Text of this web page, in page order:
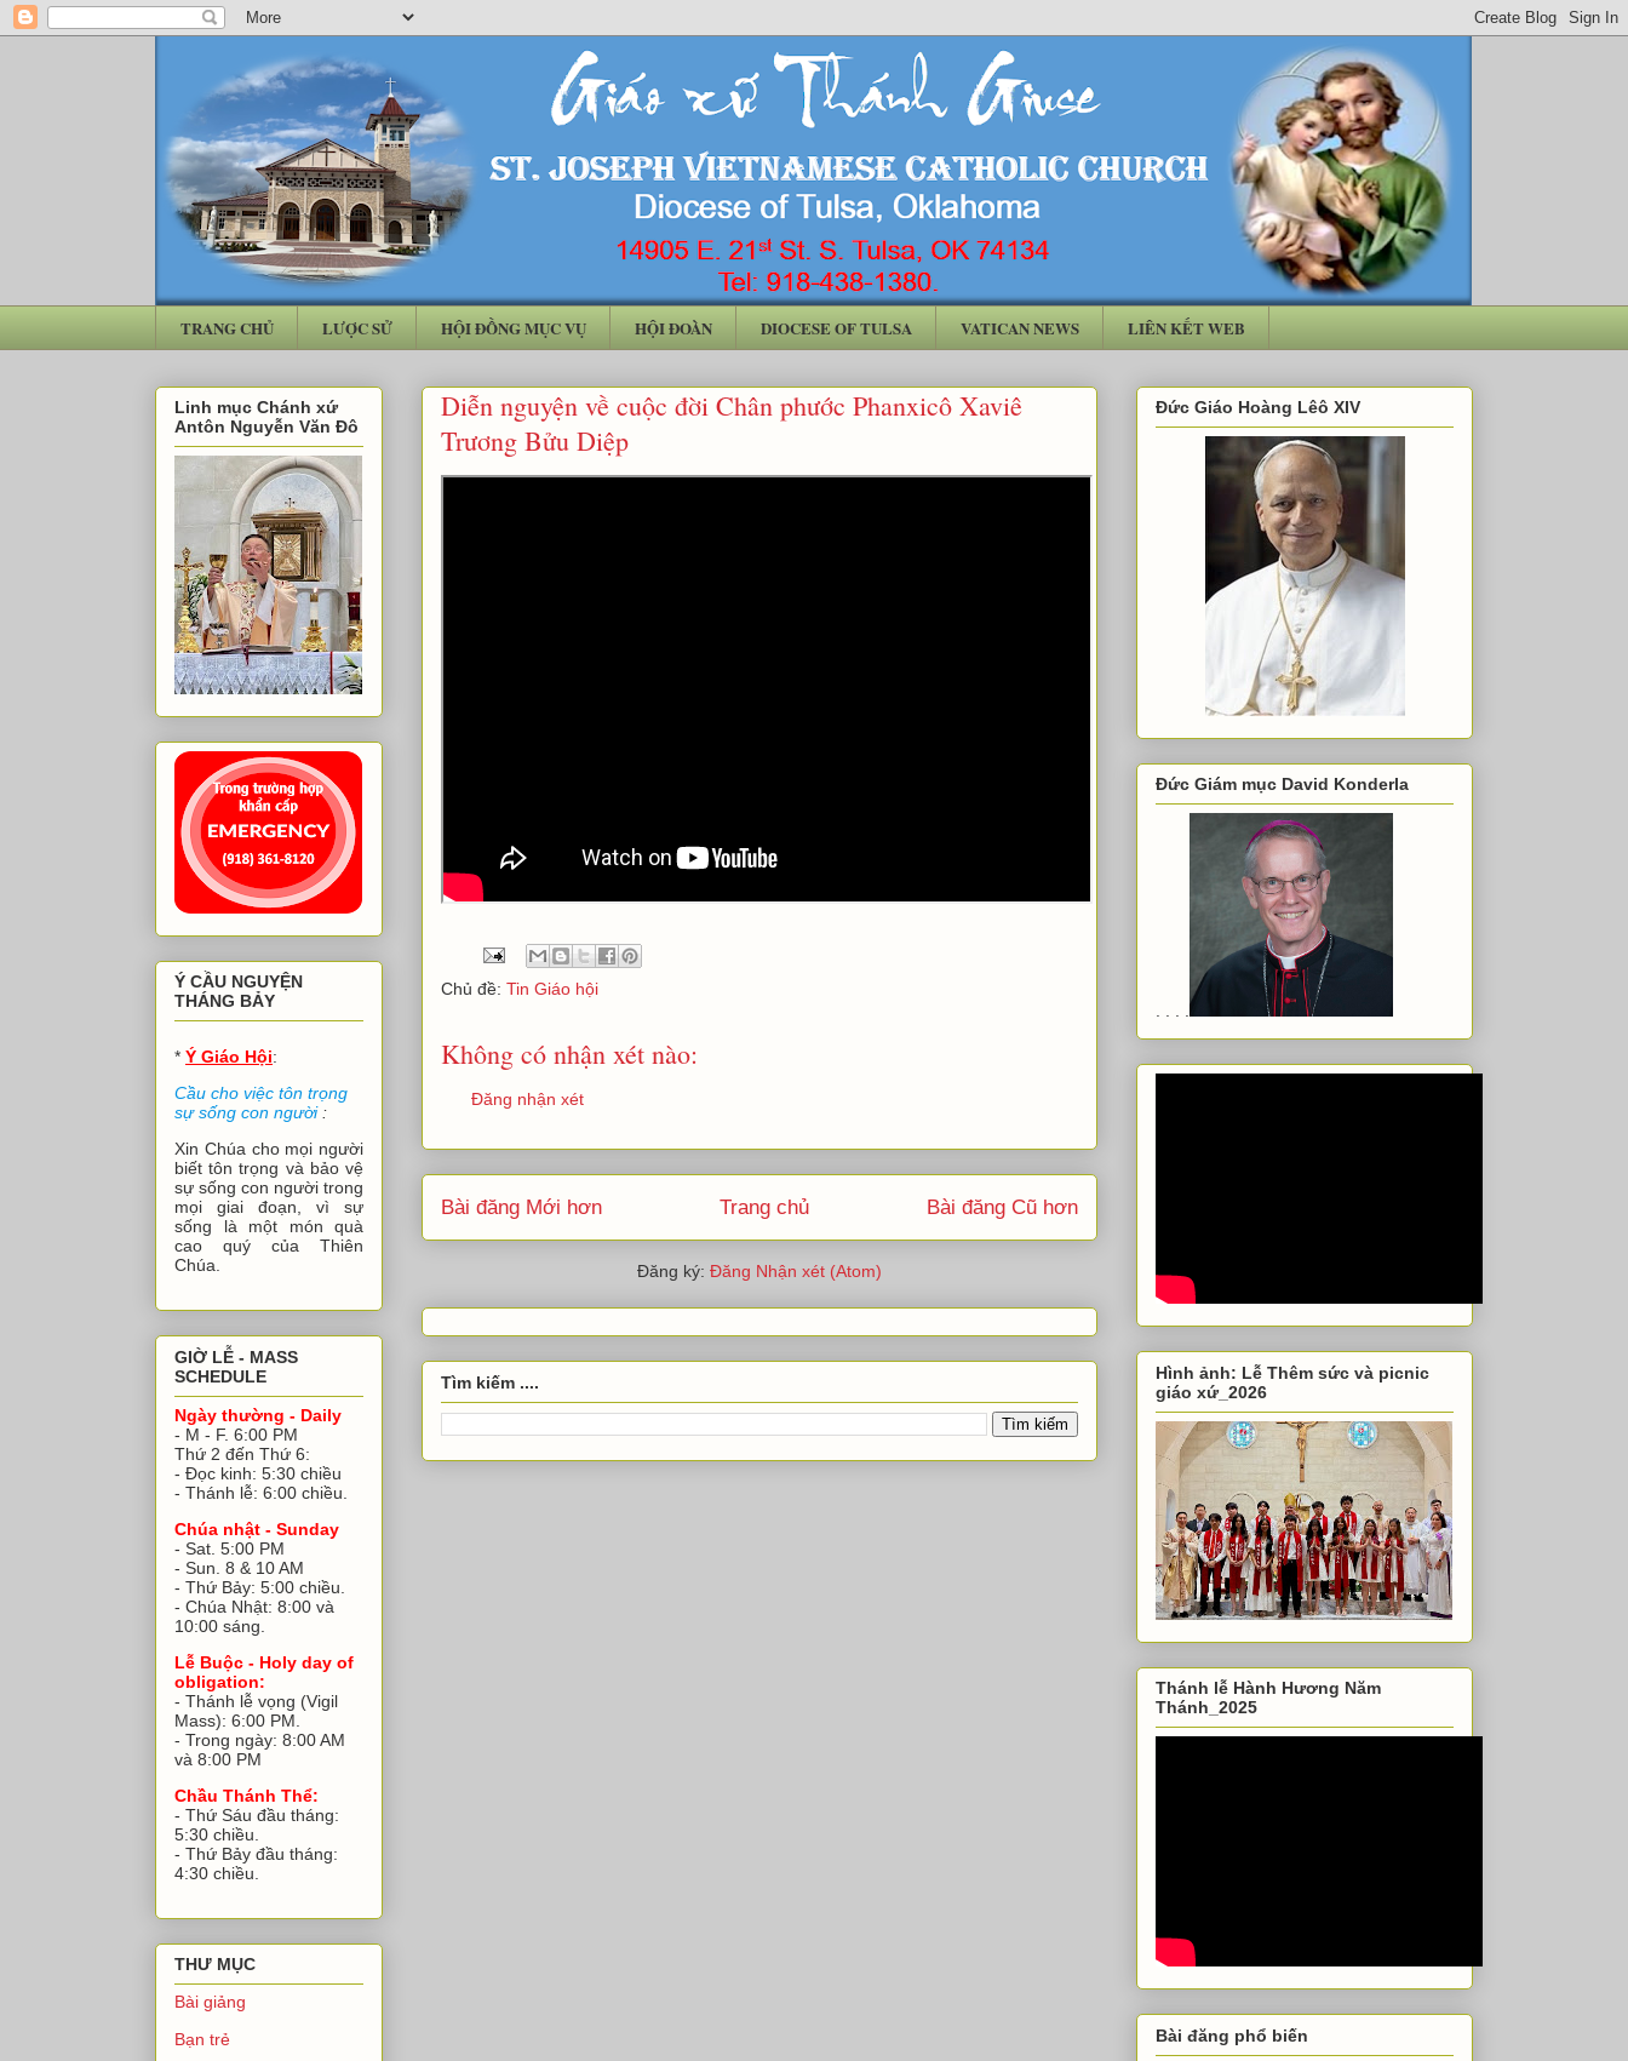
TRANG CHỦ LƯỢC SỬ HỘI ĐỒNG MỤC VỤ HỘI ĐOÀN DIOCESE OF TULSA VATICAN NEWS LIÊN KẾT WEB
Diễn nguyện về cuộc đời Chân phước Phanxicô Xaviê
Trương Bửu Diệp
Chủ đề: Tin Giáo hội
Không có nhận xét nào:
Đăng nhận xét
Bài đăng Mới hơn Bài đăng Cũ hơn
Trang chủ
Đăng ký: Đăng Nhận xét (Atom)
Tìm kiếm ....
Linh mục Chánh xứ
Antôn Nguyễn Văn Đô
Ý CẦU NGUYỆN
THÁNG BẢY
* Ý Giáo Hội:
Cầu cho việc tôn trọng
sự sống con người:
Xin Chúa cho mọi người
biết tôn trọng và bảo vệ
sự sống con người trong
mọi giai đoạn, vì sự
sống là một món quà
cao quý của Thiên
Chúa.
GIỜ LỄ - MASS
SCHEDULE
Ngày thường - Daily
- M - F. 6:00 PM
Thứ 2 đến Thứ 6:
- Đọc kinh: 5:30 chiều
- Thánh lễ: 6:00 chiều.
Chúa nhật - Sunday
- Sat. 5:00 PM
- Sun. 8 & 10 AM
- Thứ Bảy: 5:00 chiều.
- Chúa Nhật: 8:00 và
10:00 sáng.
Lễ Buộc - Holy day of
obligation:
- Thánh lễ vọng (Vigil
Mass): 6:00 PM.
- Trong ngày: 8:00 AM
và 8:00 PM
Chầu Thánh Thể:
- Thứ Sáu đầu tháng:
5:30 chiều.
- Thứ Bảy đầu tháng:
4:30 chiều.
THƯ MỤC
Bài giảng
Bạn trẻ
Đức Giáo Hoàng Lêô XIV
Đức Giám mục David Konderla
. . . .
Hình ảnh: Lễ Thêm sức và picnic
giáo xứ_2026
Thánh lễ Hành Hương Năm
Thánh_2025
Bài đăng phổ biến